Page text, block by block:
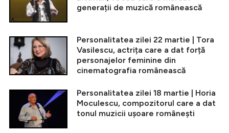
generații de muzică românească
Personalitatea zilei 22 martie | Tora
Vasilescu, actrița care a dat forță
personajelor feminine din
cinematografia românească
Personalitatea zilei 18 martie | Horia
Moculescu, compozitorul care a dat
tonul muzicii ușoare românești